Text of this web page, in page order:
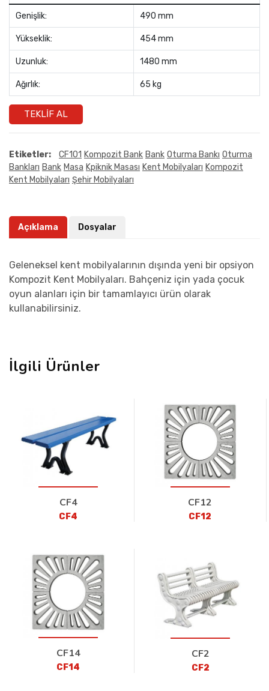
Genişlik: 490 mm
Yükseklik: 454 mm
Uzunluk: 1480 mm
Ağırlık: 65 kg
TEKLIF AL
Etiketler: CF101 Kompozit Bank Bank Oturma Bankı Oturma
Bankları Bank Masa Kpiknik Masası Kent Mobilyaları Kompozit
Kent Mobilyaları Şehir Mobilyaları
Açıklama Dosyalar
Geleneksel kent mobilyalarının dışında yeni bir opsiyon
Kompozit Kent Mobilyaları. Bahçeniz için yada çocuk
oyun alanları için bir tamamlayıcı ürün olarak
kullanabilirsiniz.
İlgili Ürünler
CF4
CF4
CF12
CF12
CF14
CF14
CF2
CF2